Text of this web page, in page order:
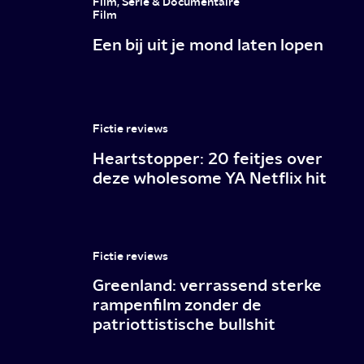
Film
Een bij uit je mond laten lopen
Fictie reviews
Heartstopper: 20 feitjes over
deze wholesome YA Netflix hit
Fictie reviews
Greenland: verrassend sterke
rampenfilm zonder de
patriottistische bullshit